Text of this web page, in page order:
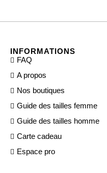
INFORMATIONS
FAQ
A propos
Nos boutiques
Guide des tailles femme
Guide des tailles homme
Carte cadeau
Espace pro